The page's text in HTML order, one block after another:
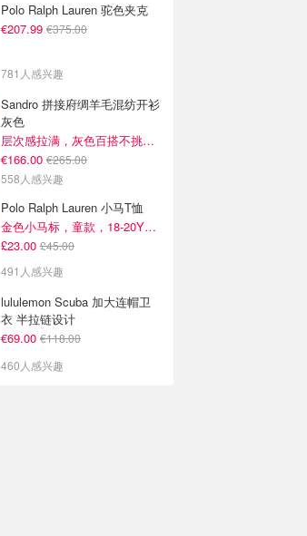
Polo Ralph Lauren 驼色夹克
€207.99 €375.00
781人感兴趣
Sandro 拼接府绸羊毛混纺开衫
灰色
层次感拉满，灰色百搭不挑人~
€166.00 €265.00
558人感兴趣
Polo Ralph Lauren 小马T恤
金色小马标，童款，18-20Y捡漏！
£23.00 £45.00
491人感兴趣
lululemon Scuba 加大连帽卫
衣 半拉链设计
€69.00 €118.00
460人感兴趣